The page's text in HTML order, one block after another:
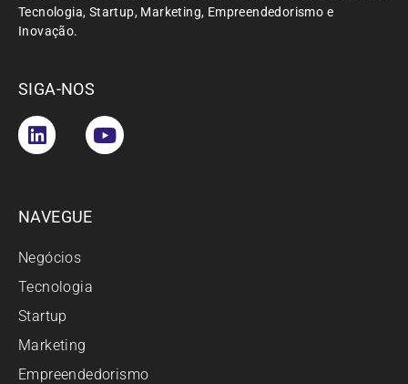
Tecnologia, Startup, Marketing, Empreendedorismo e
Inovação.
SIGA-NOS
NAVEGUE
Negócios
Tecnologia
Startup
Marketing
Empreendedorismo